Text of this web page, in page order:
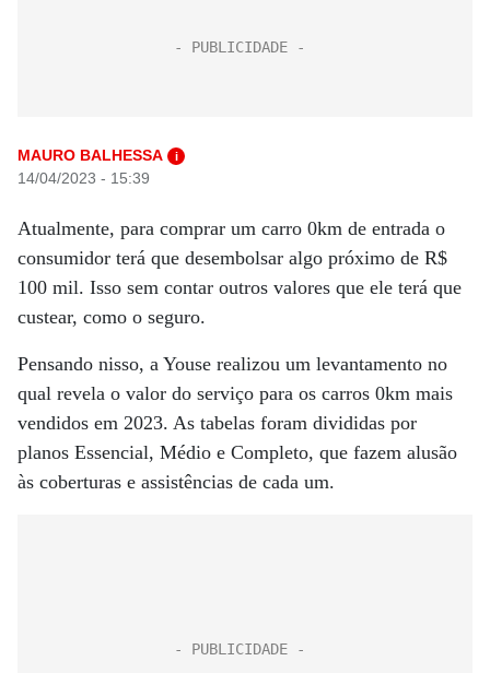
MAURO BALHESSA i
14/04/2023 - 15:39
Atualmente, para comprar um carro 0km de entrada o
consumidor terá que desembolsar algo próximo de R$
100 mil. Isso sem contar outros valores que ele terá que
custear, como o seguro.
Pensando nisso, a Youse realizou um levantamento no
qual revela o valor do serviço para os carros 0km mais
vendidos em 2023. As tabelas foram divididas por
planos Essencial, Médio e Completo, que fazem alusão
às coberturas e assistências de cada um.